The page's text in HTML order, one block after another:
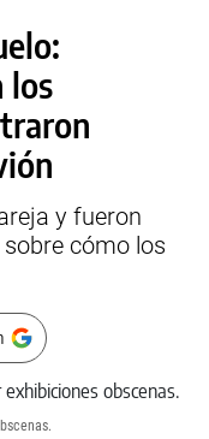
los
y fueron
sobre cómo los